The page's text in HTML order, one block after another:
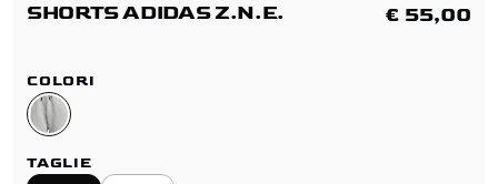
SHORTS ADIDAS Z.N.E. € 55,00
COLORI
TAGLIE